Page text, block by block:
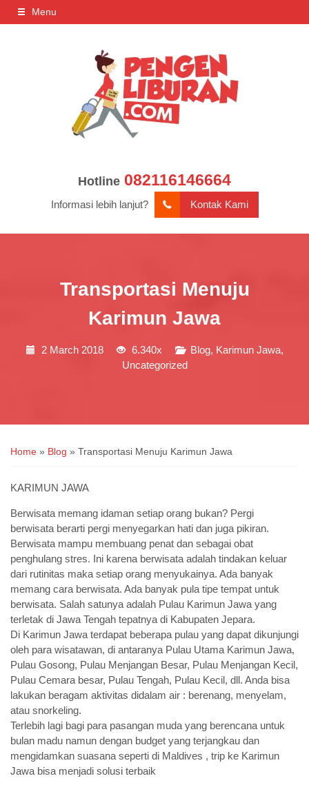
Menu
Hotline 082116146664
Informasi lebih lanjut? Kontak Kami
Transportasi Menuju
Karimun Jawa
2 March 2018 6.340x Blog, Karimun Jawa,
Uncategorized
Home » Blog » Transportasi Menuju Karimun Jawa
KARIMUN JAWA
Berwisata memang idaman setiap orang bukan? Pergi
berwisata berarti pergi menyegarkan hati dan juga pikiran.
Berwisata mampu membuang penat dan sebagai obat
penghulang stres. Ini karena berwisata adalah tindakan keluar
dari rutinitas maka setiap orang menyukainya. Ada banyak
memang cara berwisata. Ada banyak pula tipe tempat untuk
berwisata. Salah satunya adalah Pulau Karimun Jawa yang
terletak di Jawa Tengah tepatnya di Kabupaten Jepara.
Di Karimun Jawa terdapat beberapa pulau yang dapat dikunjungi
oleh para wisatawan, di antaranya Pulau Utama Karimun Jawa,
Pulau Gosong, Pulau Menjangan Besar, Pulau Menjangan Kecil,
Pulau Cemara besar, Pulau Tengah, Pulau Kecil, dll. Anda bisa
lakukan beragam aktivitas didalam air : berenang, menyelam,
atau snorkeling.
Terlebih lagi bagi para pasangan muda yang berencana untuk
bulan madu namun dengan budget yang terjangkau dan
mengidamkan suasana seperti di Maldives , trip ke Karimun
Jawa bisa menjadi solusi terbaik